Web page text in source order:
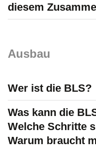
diesem
Ausbau
Wer ist die BLS?
Was kann die
Welche Schritte
Warum braucht